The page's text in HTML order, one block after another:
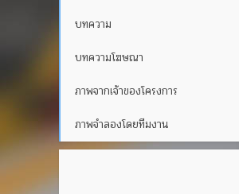
บทความ
บทความโฆษณา
ภาพจากเจ้าของโครงการ
ภาพจำลองโดยทีมงาน